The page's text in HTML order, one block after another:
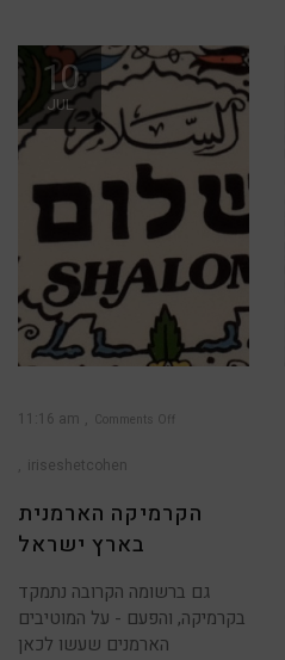
10
JUL
11:16 am Comments Off
iriseshetcohen
הקרמיקה הארמנית
בארץ ישראל
גם ברשומה הקרובה נתמקד
בקרמיקה, והפעם - על המוטיבים
הארמנים שעשו לכאן